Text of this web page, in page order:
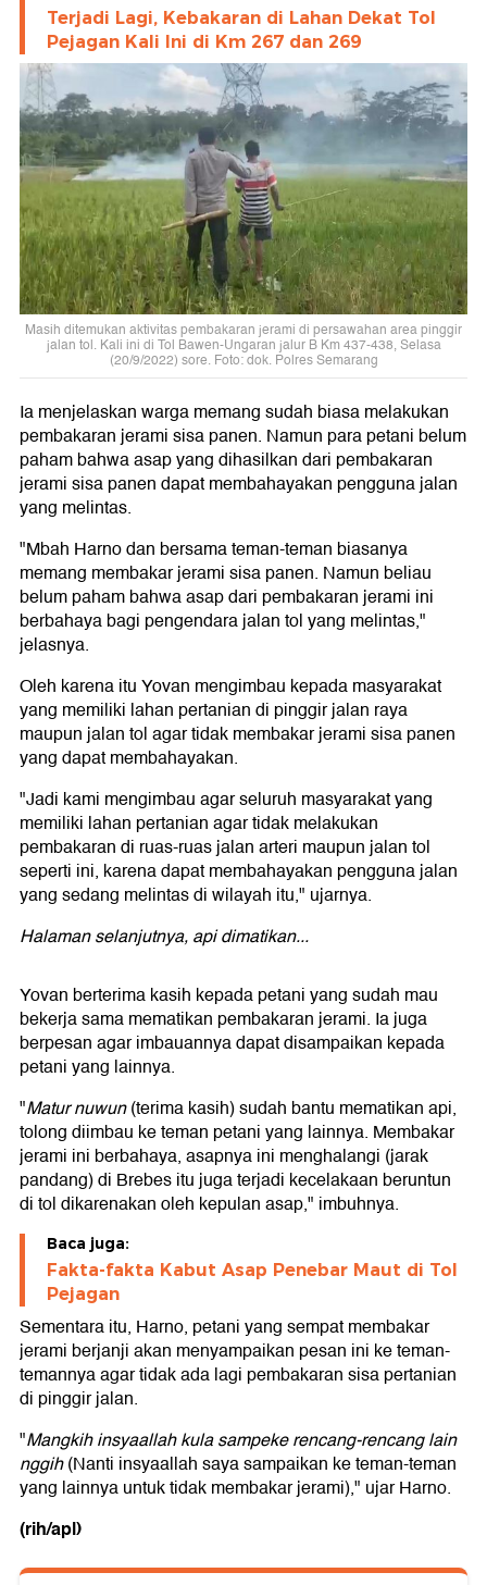
Terjadi Lagi, Kebakaran di Lahan Dekat Tol
Pejagan Kali Ini di Km 267 dan 269
Masih ditemukan aktivitas pembakaran jerami di persawahan area pinggir
jalan tol. Kali ini di Tol Bawen-Ungaran jalur B Km 437-438, Selasa
(20/9/2022) sore. Foto: dok. Polres Semarang
Ia menjelaskan warga memang sudah biasa melakukan
pembakaran jerami sisa panen. Namun para petani belum
paham bahwa asap yang dihasilkan dari pembakaran
jerami sisa panen dapat membahayakan pengguna jalan
yang melintas.
"Mbah Harno dan bersama teman-teman biasanya
memang membakar jerami sisa panen. Namun beliau
belum paham bahwa asap dari pembakaran jerami ini
berbahaya bagi pengendara jalan tol yang melintas,"
jelasnya.
Oleh karena itu Yovan mengimbau kepada masyarakat
yang memiliki lahan pertanian di pinggir jalan raya
maupun jalan tol agar tidak membakar jerami sisa panen
yang dapat membahayakan.
"Jadi kami mengimbau agar seluruh masyarakat yang
memiliki lahan pertanian agar tidak melakukan
pembakaran di ruas-ruas jalan arteri maupun jalan tol
seperti ini, karena dapat membahayakan pengguna jalan
yang sedang melintas di wilayah itu," ujarnya.
Halaman selanjutnya, api dimatikan...
Yovan berterima kasih kepada petani yang sudah mau
bekerja sama mematikan pembakaran jerami. Ia juga
berpesan agar imbauannya dapat disampaikan kepada
petani yang lainnya.
"Matur nuwun(terima kasih) sudah bantu mematikan api,
tolong diimbau ke teman petani yang lainnya. Membakar
jerami ini berbahaya, asapnya ini menghalangi (jarak
pandang) di Brebes itu juga terjadi kecelakaan beruntun
di tol dikarenakan oleh kepulan asap," imbuhnya.
Baca juga:
Fakta-fakta Kabut Asap Penebar Maut di Tol
Pejagan
Sementara itu, Harno, petani yang sempat membakar
jerami berjanji akan menyampaikan pesan ini ke teman-
temannya agar tidak ada lagi pembakaran sisa pertanian
di pinggir jalan.
"Mangkih insyaallah kula sampeke rencang-rencang lain
nggih(Nanti insyaallah saya sampaikan ke teman-teman
yang lainnya untuk tidak membakar jerami)," ujar Harno.
(rih/apl)